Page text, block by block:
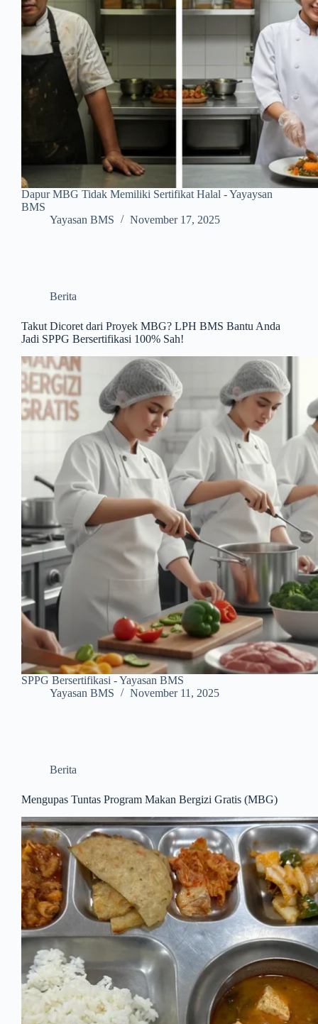
Dapur MBG Tidak Memiliki Sertifikat Halal - Yayaysan
BMS
Yayasan BMS
November 17, 2025
Berita
Takut Dicoret dari Proyek MBG? LPH BMS Bantu Anda
Jadi SPPG Bersertifikasi 100% Sah!
SPPG Bersertifikasi - Yayasan BMS
Yayasan BMS
November 11, 2025
Berita
Mengupas Tuntas Program Makan Bergizi Gratis (MBG)